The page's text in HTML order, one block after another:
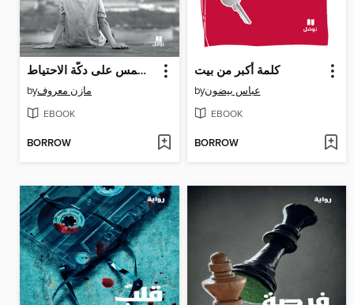
كيوم مشمس على دكّة الاحتياط
byمازن معروف
EBOOK
BORROW
كلمة أكبر من بيت
byعباس بيضون
EBOOK
BORROW